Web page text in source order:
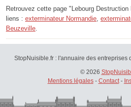
Retrouvez cette page "Lebourg
liens : exterminateur Normandie
Beuzeville
StopNuisible.fr : l'annuaire des entreprises
© 2026
Mentions légales- Contact-